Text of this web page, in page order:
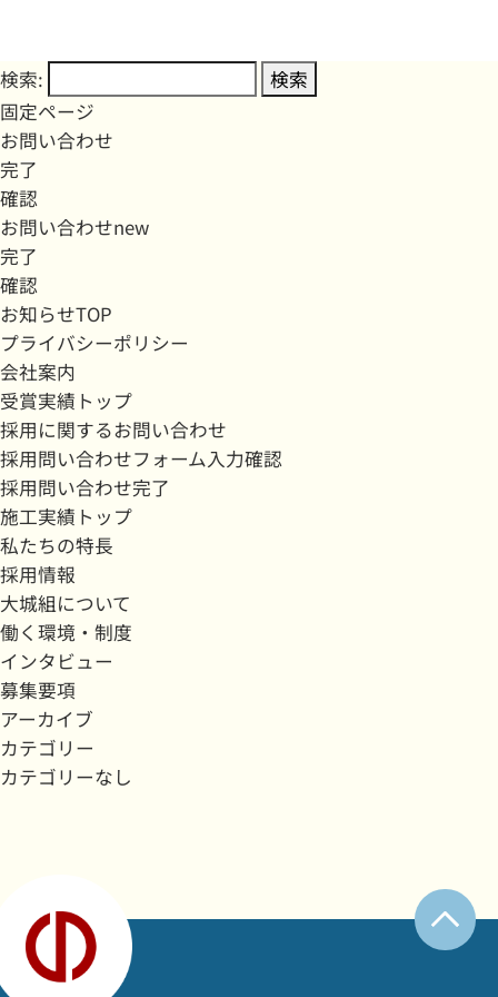
検索:
固定ページ
お問い合わせ
完了
確認
お問い合わせnew
完了
確認
お知らせTOP
プライバシーポリシー
会社案内
受賞実績トップ
採用に関するお問い合わせ
採用問い合わせフォーム入力確認
採用問い合わせ完了
施工実績トップ
私たちの特長
採用情報
大城組について
働く環境・制度
インタビュー
募集要項
アーカイブ
カテゴリー
カテゴリーなし